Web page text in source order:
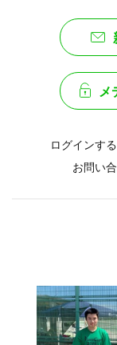
メ
ログインす
お問い